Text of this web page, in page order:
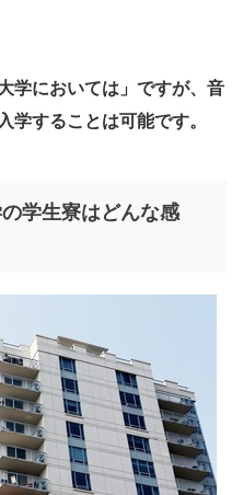
学においては」ですが、音
学することは可能です。
学生寮はどんな感